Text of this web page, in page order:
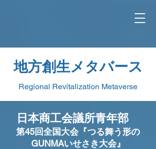
地方創生メタバース
Regional Revitalization Metaverse
​日本商工会議所青年部
第45回全国大会『つる舞う形の
GUNMAいせさき大会』